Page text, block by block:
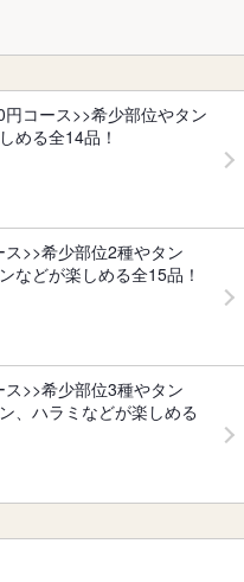
コース>>希少部位やタン
める全14品！
>>希少部位2種やタン
などが楽しめる全15品！
>>希少部位3種やタン
、ハラミなどが楽しめる